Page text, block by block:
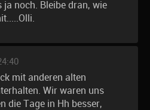
noch. Bleibe dran, wie
mit anderen alten
Wir waren uns
die Tage in Hh besser,